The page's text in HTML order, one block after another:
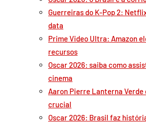
Guerreiras do K-Pop 2:
data
Prime Video Ultra: Amazon
recursos
Oscar 2026: saiba como
cinema
Aaron Pierre Lanterna Verde
crucial
Oscar 2026: Brasil faz